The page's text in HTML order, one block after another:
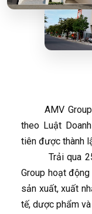
AMV Group
theo Luật
tiên được thành
Trải qua 25
Group hoạt
sản xuất, xuất
tế, dược phẩm